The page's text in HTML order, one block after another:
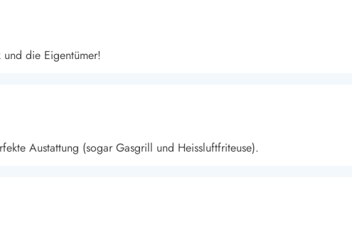
die Eigentümer!
Austattung (sogar Gasgrill und Heissluftfriteuse).